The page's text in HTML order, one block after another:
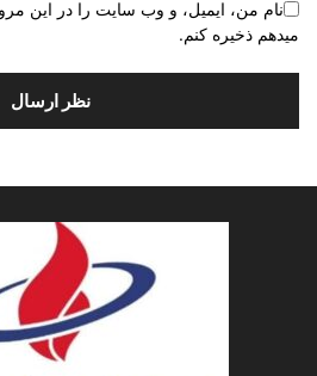
نام من، ایمیل، و وب سایت را در این
میدهم ذخیره کنم.